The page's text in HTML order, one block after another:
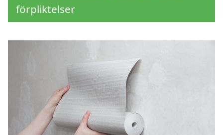
förpliktelser